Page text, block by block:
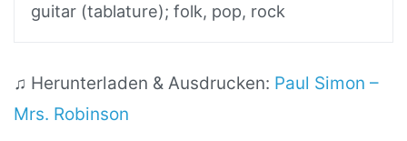
guitar (tablature); folk, pop, rock
♫ Herunterladen & Ausdrucken: Paul Simon –
Mrs. Robinson